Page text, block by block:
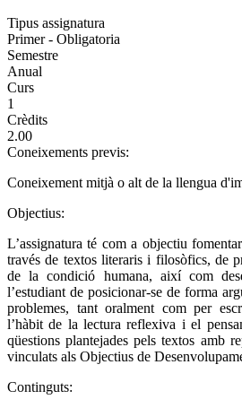
Tipus assignatura
Primer - Obligatoria
Semestre
Anual
Curs
1
Crèdits
2.00
Coneixements previs:
Coneixement mitjà o alt de la llengua
Objectius:
L’assignatura té com a objectiu
través de textos literaris i filosòfics, de
de la condició humana, així com
l’estudiant de posicionar-se de forma
problemes, tant oralment com per
l’hàbit de la lectura reflexiva i el
qüestions plantejades pels textos amb
vinculats als Objectius de
Continguts: